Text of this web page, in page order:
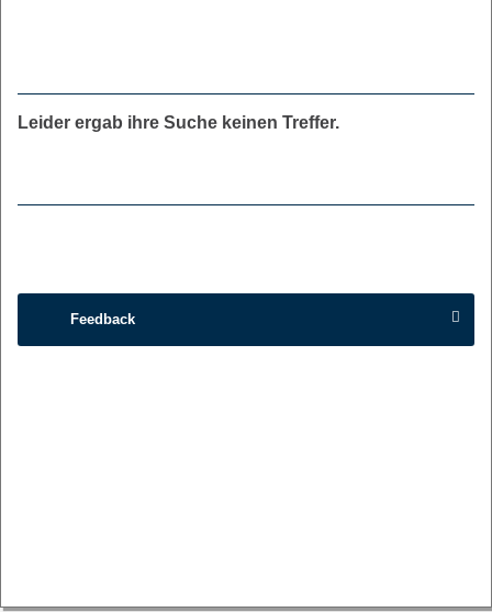
Leider ergab ihre Suche keinen Treffer.
Feedback